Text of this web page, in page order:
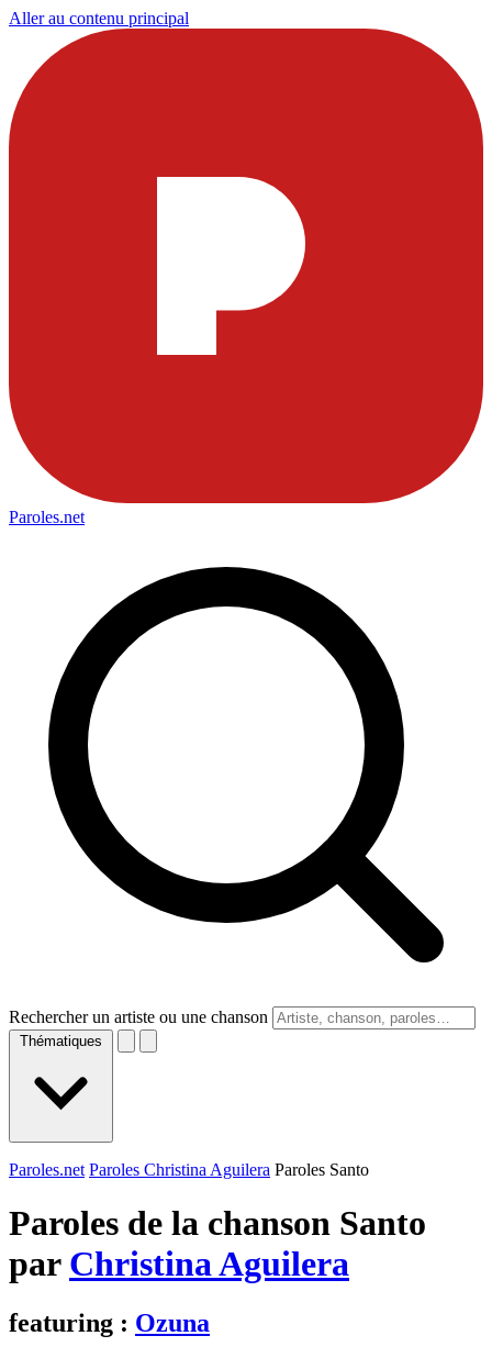
Aller au contenu principal
Paroles.net
Rechercher un artiste ou une chanson
Thématiques
Paroles.net Paroles Christina Aguilera Paroles Santo
Paroles de la chanson Santo
par Christina Aguilera
featuring : Ozuna